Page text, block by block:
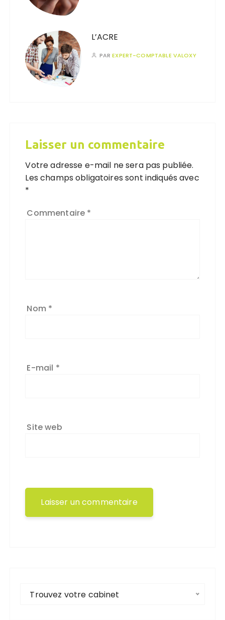
L’ACRE
PAREXPERT-COMPTABLE VALOXY
Laisser un commentaire
Votre adresse e-mail ne sera pas publiée.
Les champs obligatoires sont indiqués avec
*
Commentaire *
Nom *
E-mail *
Site web
Trouvez votre cabinet